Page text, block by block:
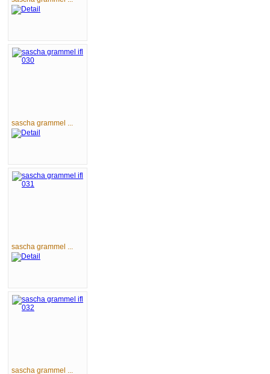
sascha grammel ...
sascha grammel ...
sascha grammel ...